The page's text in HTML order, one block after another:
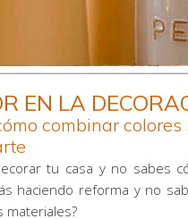
EN LA
combinar colores
tu casa y no sabes
haciendo reforma y no
materiales?